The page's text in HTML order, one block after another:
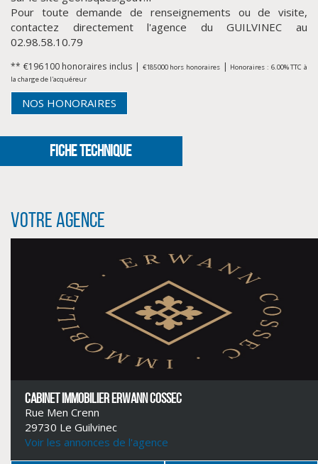
Pour toute demande de renseignements ou de visite,
contactez directement l'agence du GUILVINEC au
02.98.58.10.79
** €196 100 honoraires inclus | €185 000 hors honoraires| Honoraires : 6.00% TTC à
la charge de l'acquéreur
NOS HONORAIRES
FICHE TECHNIQUE
Votre agence
CABINET IMMOBILIER ERWANN COSSEC
Rue Men Crenn
29730 Le Guilvinec
Voir les annonces de l'agence